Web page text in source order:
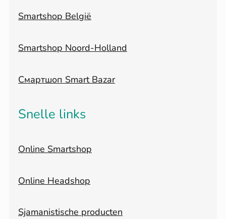
Smartshop België
Smartshop Noord-Holland
Смартшоп Smart Bazar
Snelle links
Online Smartshop
Online Headshop
Sjamanistische producten